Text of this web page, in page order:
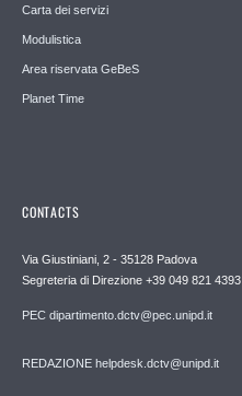
Carta dei servizi
Modulistica
Area riservata GeBeS
Planet Time
CONTACTS
Via Giustiniani, 2 - 35128 Padova
Segreteria di Direzione +39 049 821 4393
PEC dipartimento.dctv@pec.unipd.it
REDAZIONE helpdesk.dctv@unipd.it